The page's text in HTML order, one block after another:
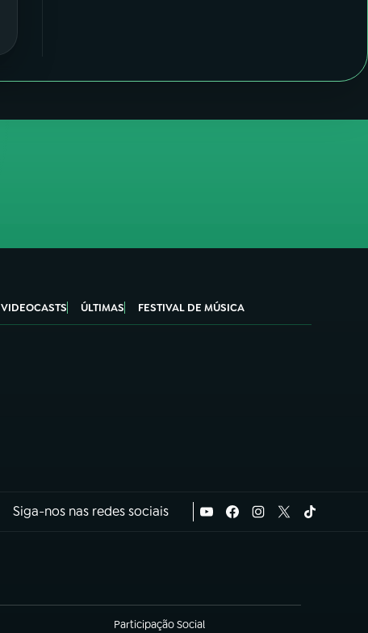
VIDEOCASTS ÚLTIMAS FESTIVAL DE MÚSICA
Siga-nos nas redes sociais
Participação Social
(abre em nova aba)